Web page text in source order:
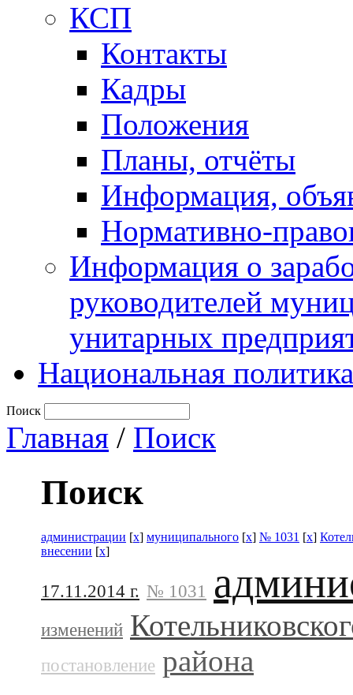
КСП
Контакты
Кадры
Положения
Планы, отчёты
Информация,
Нормативно-
Информация о
руководителей
унитарных
Национальная политика
Поиск
Главная / Поиск
Поиск
администрации [x] муниципального [x] № 1031 [x]
внесении [x]
17.11.2014 г. № 1031
изменений
постановление района